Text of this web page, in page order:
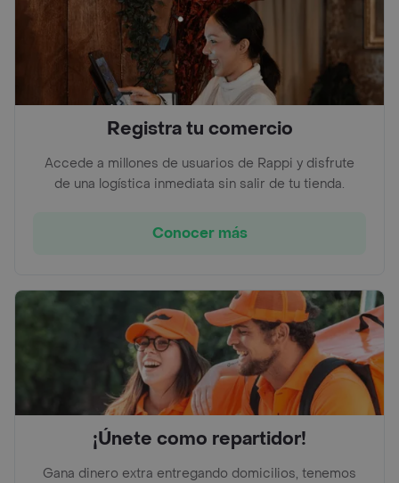
Registra tu comercio
Accede a millones de usuarios de Rappi y disfrute
de una logística inmediata sin salir de tu tienda.
Conocer más
¡Únete como repartidor!
Gana dinero extra entregando domicilios, tenemos